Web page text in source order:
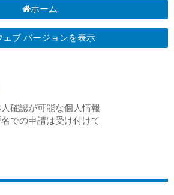
ホーム
ェブ バージョンを表示
確認が可能な個人情報
での申請は受け付けて